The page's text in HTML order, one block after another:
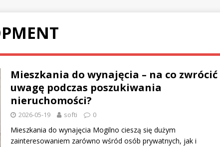
Mieszkania do wynajęcia – na co zwrócić
uwagę podczas poszukiwania
nieruchomości?
2026-05-19 softi 0
Mieszkania do wynajęcia Mogilno cieszą się dużym
zainteresowaniem zarówno wśród osób prywatnych, jak i